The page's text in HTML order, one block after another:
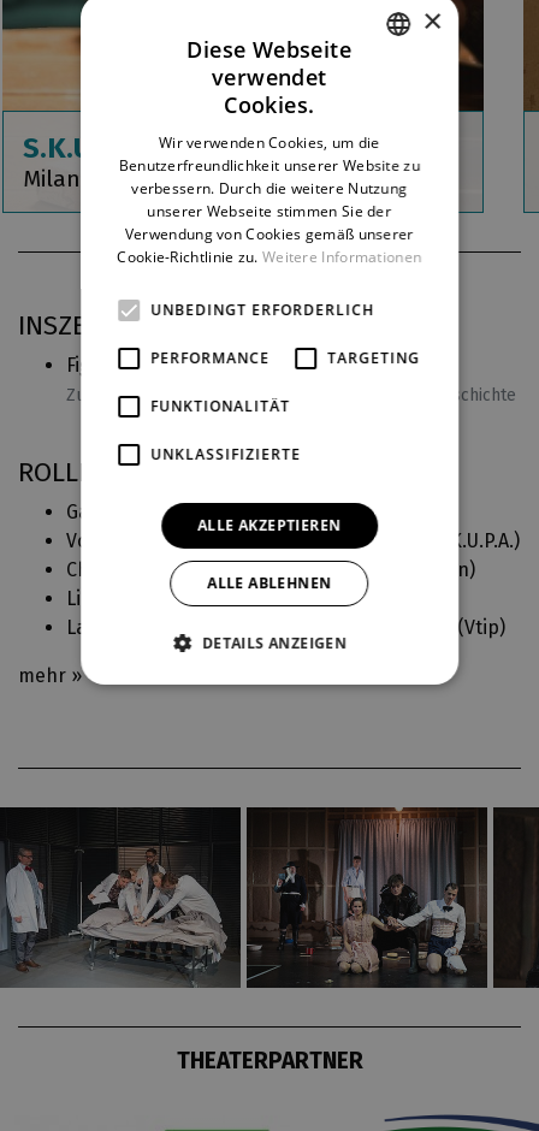
S.K.U.P.A.
Milan Šotek
INSZENIERUNGSPRAXIS BEI DJKT
Figarova svatba aneb Bláznivý den(2025)
Zusammenarbeit an einer musikalischen Liebesgeschichte
ROLLEN IN DJKT
Gangsteři (Dogville
Voják SS 1, Loutkoherec 1, Jiří Trnka, bicí (
S.K.U.P.A.)
Cherubín (
Figarova svatba aneb Bláznivý den)
Linton (
Na Větrné hůrce
Laboranti, lékaři, studenti, resuscitační tým (Vtip)
mehr »
THEATERPARTNER
GERMAN
×
Diese Webseite
verwendet
Cookies.
Wir verwenden Cookies, um die
Benutzerfreundlichkeit unserer Website zu
verbessern. Durch die weitere Nutzung
unserer Webseite stimmen Sie der
Verwendung von Cookies gemäß unserer
Cookie-Richtlinie zu. Weitere Informationen
UNBEDINGT ERFORDERLICH
PERFORMANCE TARGETING
FUNKTIONALITÄT
UNKLASSIFIZIERTE
ALLE AKZEPTIEREN
ALLE ABLEHNEN
DETAILS ANZEIGEN